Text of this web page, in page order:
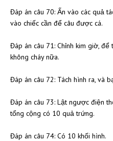
Đáp án câu 70: Ấn vào các quả
vào chiếc cần để câu được cá.
Đáp án câu 71: Chỉnh kim giờ,
không cháy nữa.
Đáp án câu 72: Tách hình ra, và
Đáp án câu 73: Lật ngược điện
tổng cộng có 10 quả trứng.
Đáp án câu 74: Có 10 khối hình.